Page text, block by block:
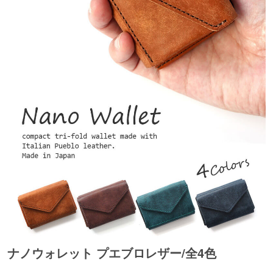
ナノウォレット プエブロレザー/全4色